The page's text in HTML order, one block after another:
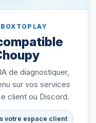
de diagnostiquer,
sur vos services
client ou Discord.
votre espace client